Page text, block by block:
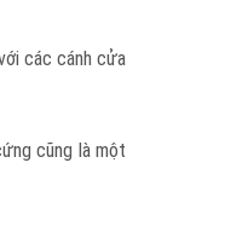
các cánh cửa
cũng là một